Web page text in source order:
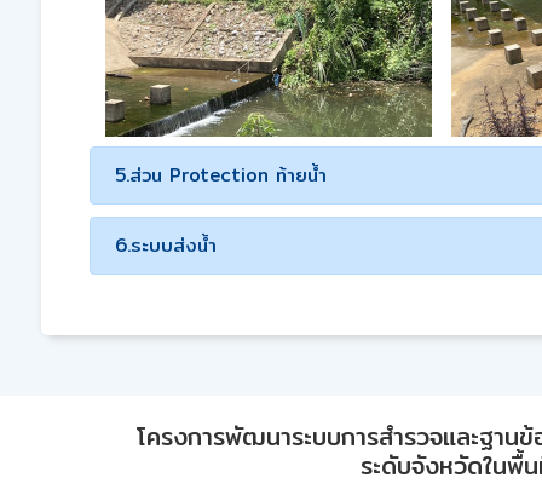
5.ส่วน Protection ท้ายน้ำ
6.ระบบส่งน้ำ
โครงการพัฒนาระบบการสำรวจและฐา
ระดับจังหวัดในพื้